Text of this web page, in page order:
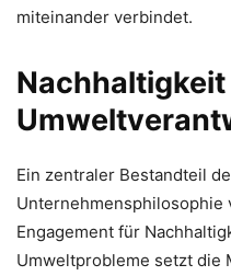
miteinander verbindet.
Nachhaltigkeit
Ein zentraler Bestandteil
Unternehmensphilosophie
Engagement für
Umweltprobleme setzt die